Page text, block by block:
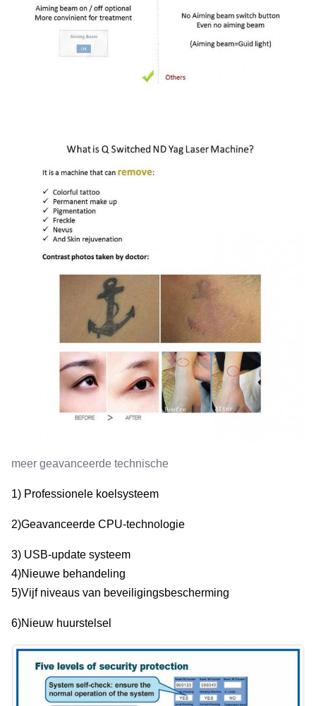
meer geavanceerde technische
1) Professionele koelsysteem
2)Geavanceerde CPU-technologie
3) USB-update systeem
4)Nieuwe behandeling
5)Vijf niveaus van beveiligingsbescherming
6)Nieuw huurstelsel